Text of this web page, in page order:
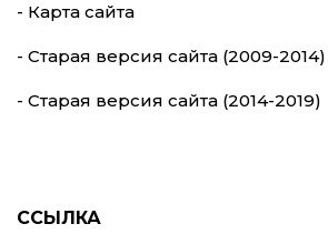
- Карта сайта
- Старая версия сайта (2009-2014)
- Старая версия сайта (2014-2019)
ССЫЛКА